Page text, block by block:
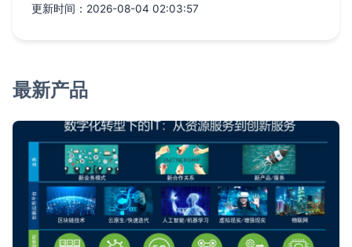
更新时间：2026-08-04 02:03:57
最新产品